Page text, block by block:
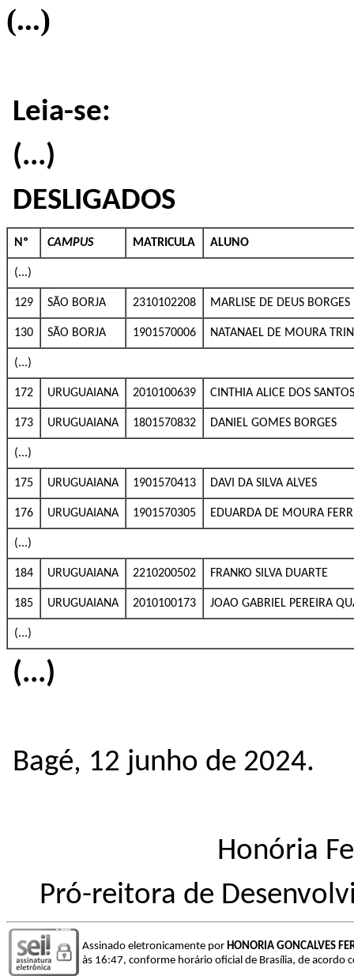
(...)
Leia-se:
(...)
DESLIGADOS
Nº CAMPUS MATRICULA ALUNO
(...)
129 SÃO BORJA 2310102208 MARLISE DE DEUS BORGES
130 SÃO BORJA 1901570006 NATANAEL DE MOURA
(...)
172 URUGUAIANA 2010100639 CINTHIA ALICE DOS
173 URUGUAIANA 1801570832 DANIEL GOMES BORGES
(...)
175 URUGUAIANA 1901570413 DAVI DA SILVA ALVES
176 URUGUAIANA 1901570305 EDUARDA DE MOURA
(...)
184 URUGUAIANA 2210200502 FRANKO SILVA DUARTE
185 URUGUAIANA 2010100173 JOAO GABRIEL PEREIRA
(...)
(...)
Bagé, 12 junho de 2024.
Honória
Pró-reitora de
Assinado eletronicamente por HONORIA GONCALVES
às 16:47, conforme horário oficial de Brasília, de acordo